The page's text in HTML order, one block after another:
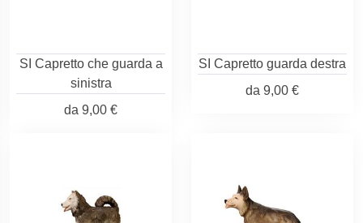
SI Capretto che guarda a
sinistra
da 9,00 €
SI Capretto guarda destra
da 9,00 €